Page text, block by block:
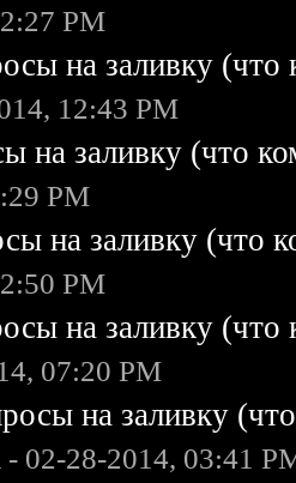
PM
на заливку
12:43 PM
на заливку (что
PM
на заливку (что
PM
на заливку
07:20 PM
на заливку
- 02-28-2014, 03:41